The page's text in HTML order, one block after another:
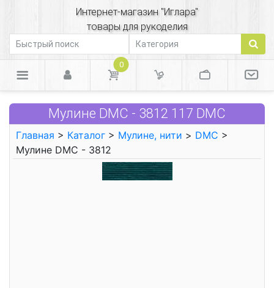
Интернет-магазин "Иглара"
товары для рукоделия
0
Мулине DMC - 3812 117 DMC
Главная > Каталог > Мулине, нити > DMC >
Мулине DMC - 3812